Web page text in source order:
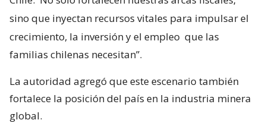
sino que inyectan recursos vitales para impulsar el
crecimiento, la inversión y el empleo que las
familias chilenas necesitan”.
La autoridad agregó que este escenario también
fortalece la posición del país en la industria minera
global.